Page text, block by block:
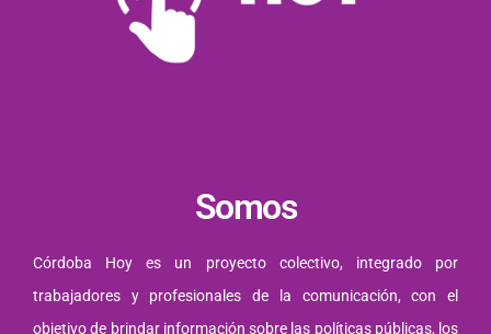
Somos
Córdoba Hoy es un proyecto colectivo, integrado por
trabajadores y profesionales de la comunicación, con el
objetivo de brindar información sobre las políticas públicas, los